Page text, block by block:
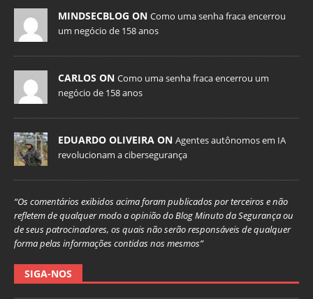
MINDSECBLOG ON Como uma senha fraca encerrou
um negócio de 158 anos
CARLOS ON Como uma senha fraca encerrou um
negócio de 158 anos
EDUARDO OLIVEIRA ON Agentes autônomos em IA
revolucionam a cibersegurança
“Os comentários exibidos acima foram publicados por terceiros e não
refletem de qualquer modo a opinião do Blog Minuto da Segurança ou
de seus patrocinadores, os quais não serão responsáveis de qualquer
forma pelas informações contidas nos mesmos”
SIGA-NOS